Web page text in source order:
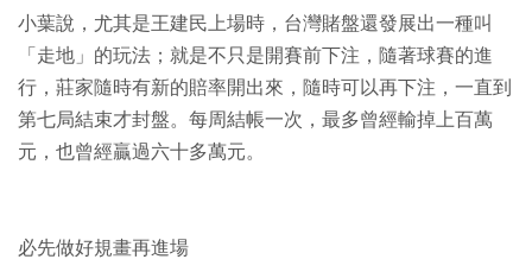
小葉說，尤其是王建民上場時，台灣賭盤還發展出一種叫
「走地」的玩法；就是不只是開賽前下注，隨著球賽的進
行，莊家隨時有新的賠率開出來，隨時可以再下注，一直到
第七局結束才封盤。每周結帳一次，最多曾經輸掉上百萬
元，也曾經贏過六十多萬元。
必先做好規畫再進場